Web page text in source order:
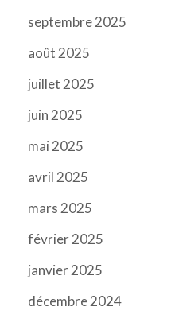
septembre 2025
août 2025
juillet 2025
juin 2025
mai 2025
avril 2025
mars 2025
février 2025
janvier 2025
décembre 2024